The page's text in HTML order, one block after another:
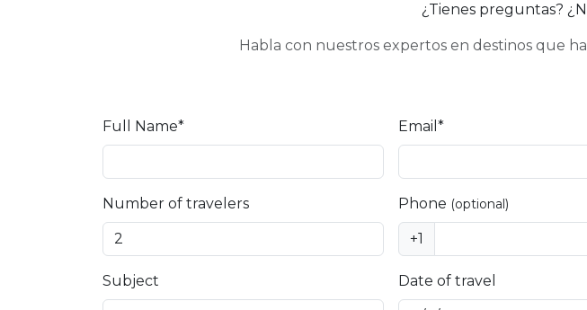
¿Tienes preguntas?
Habla con nuestros expertos en destinos que
Full Name* Email*
Number of travelers Phone (optional)
+1
Subject Date of travel